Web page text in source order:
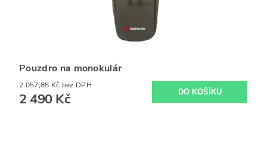
Pouzdro na monokulár
2 057,85 Kč bez DPH
2 490 Kč